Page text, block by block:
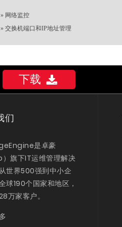
» 网络监控
»交换机端口和IP地址管理
下载
们
是卓豪
）旗下IT运维管理解决
世界500强到中小企
球190个国家和地区，
万家客户。